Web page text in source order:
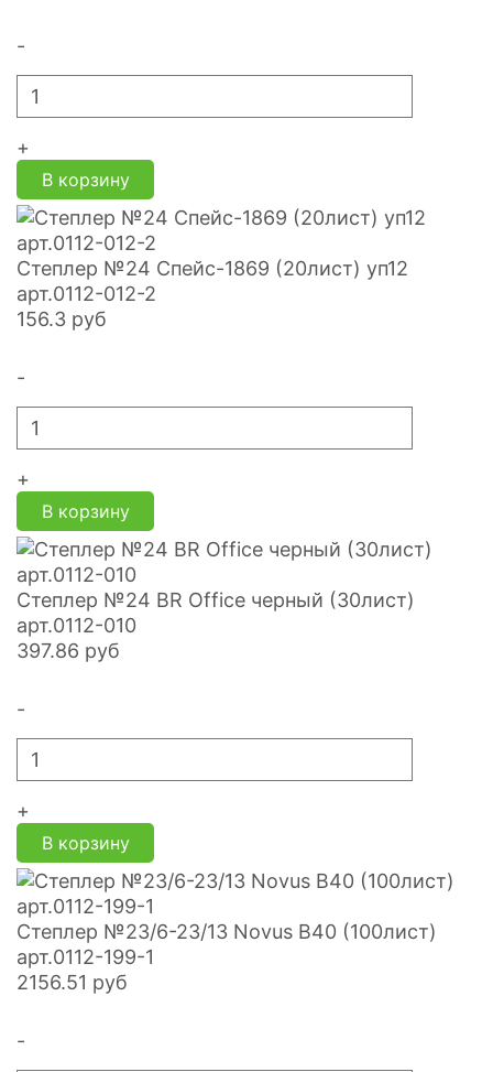
-
+
В корзину
Степлер №24 Спейс-1869 (20лист) уп12
арт.0112-012-2
156.3 руб
-
+
В корзину
Степлер №24 BR Office черный (30лист)
арт.0112-010
397.86 руб
-
+
В корзину
Степлер №23/6-23/13 Novus В40 (100лист)
арт.0112-199-1
2156.51 руб
-